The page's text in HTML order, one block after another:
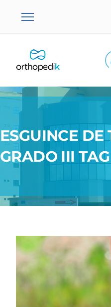
ESGUINCE DE
GRADO III TAG